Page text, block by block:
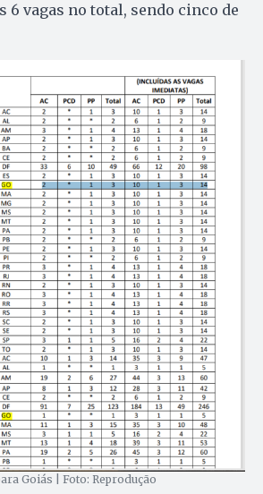
6 vagas no total, sendo cinco de
Goiás | Foto: Reprodução